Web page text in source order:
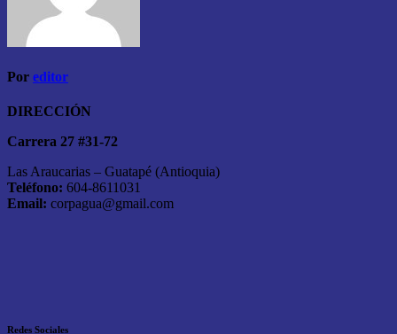
Por editor
DIRECCIÓN
Carrera 27 #31-72
Las Araucarias – Guatapé (Antioquia)
Teléfono: 604-8611031
Email: corpagua@gmail.com
Redes Sociales